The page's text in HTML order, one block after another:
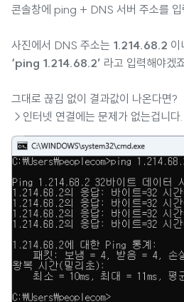
콘솔창에 ping + DNS 서버 주소를 입
사진에서 DNS 주소는 1.214.68.2 이
‘ping 1.214.68.2’ 라고 입력해야겠
그대로 끊김 없이 결과값이 나온다면?
→인터넷 연결에는 문제가 없는겁니다.